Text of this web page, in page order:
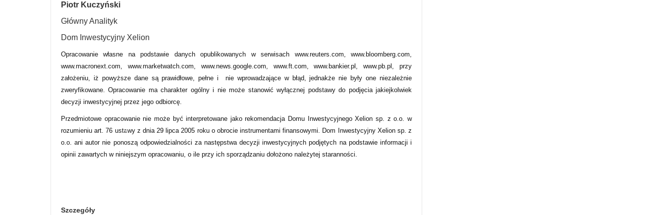
Piotr Kuczyński
Główny Analityk
Dom Inwestycyjny Xelion
Opracowanie własne na podstawie danych opublikowanych w serwisach www.reuters.com, www.bloomberg.com,
www.macronext.com, www.marketwatch.com, www.news.google.com, www.ft.com, www.bankier.pl, www.pb.pl, przy
założeniu, iż powyższe dane są prawidłowe, pełne i nie wprowadzające w błąd, jednakże nie były one niezależnie
zweryfikowane. Opracowanie ma charakter ogólny i nie może stanowić wyłącznej podstawy do podjęcia jakiejkolwiek
decyzji inwestycyjnej przez jego odbiorcę.
Przedmiotowe opracowanie nie może być interpretowane jako rekomendacja Domu Inwestycyjnego Xelion sp. z o.o. w
rozumieniu art. 76 ustawy z dnia 29 lipca 2005 roku o obrocie instrumentami finansowymi. Dom Inwestycyjny Xelion sp. z
o.o. ani autor nie ponoszą odpowiedzialności za następstwa decyzji inwestycyjnych podjętych na podstawie informacji i
opinii zawartych w niniejszym opracowaniu, o ile przy ich sporządzaniu dołożono należytej staranności.
Szczegóły